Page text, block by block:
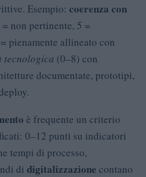
Esempio: coerenza con
non pertinente, 5 =
pienamente allineato con
tecnologica (0–8) con
documentate, prototipi,
è frequente un criterio
0–12 punti su indicatori
tempi di processo,
di digitalizzazione contano